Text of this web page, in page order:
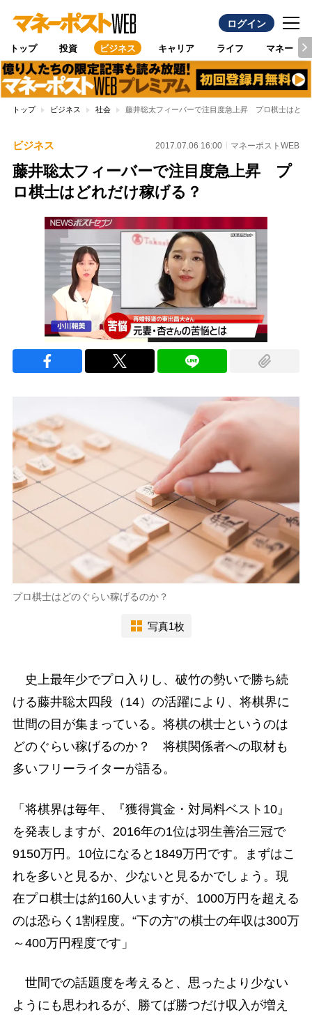
ログイン
トップ 投資 ビジネス キャリア ライフ マネー
トップ ビジネス 社会 藤井聡太フィーバーで注目度急上昇 プロ棋士はどれ
ビジネス 2017.07.06 16:00 マネーポストWEB
藤井聡太フィーバーで注目度急上昇 プ
ロ棋士はどれだけ稼げる？
プロ棋士はどのぐらい稼げるのか？
写真1枚
史上最年少でプロ入りし、破竹の勢いで勝ち続
ける藤井聡太四段（14）の活躍により、将棋界に
世間の目が集まっている。将棋の棋士というのは
どのぐらい稼げるのか？ 将棋関係者への取材も
多いフリーライターが語る。
「将棋界は毎年、『獲得賞金・対局料ベスト10』
を発表しますが、2016年の1位は羽生善治三冠で
9150万円。10位になると1849万円です。まずはこ
れを多いと見るか、少ないと見るかでしょう。現
在プロ棋士は約160人いますが、1000万円を超える
のは恐らく1割程度。“下の方”の棋士の年収は300万
～400万円程度です」
世間での話題度を考えると、思ったより少ない
ようにも思われるが、勝てば勝つだけ収入が増え